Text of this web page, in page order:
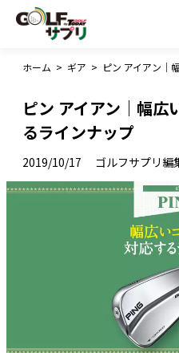
ホーム > ギア >
ピン アイアン｜幅広
るラインナップ
2019/10/17 ゴルフサプリ編